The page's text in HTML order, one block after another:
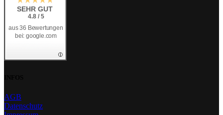
SEHR GUT
4.8 / 5
aus 36 Bewertungen
bei: google.com
AGB
Datenschutz